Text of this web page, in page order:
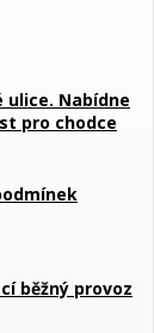
ulice. Nabídne
pro chodce
běžný provoz